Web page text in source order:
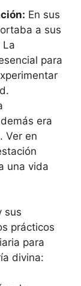
En sus
a sus
La
para
era
Ver en
una vida
sus
prácticos
para
divina: